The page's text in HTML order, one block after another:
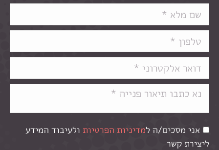
אני מסכים/ה למדיניות הפרטיות ולעיבוד המידע
ליצירת קשר